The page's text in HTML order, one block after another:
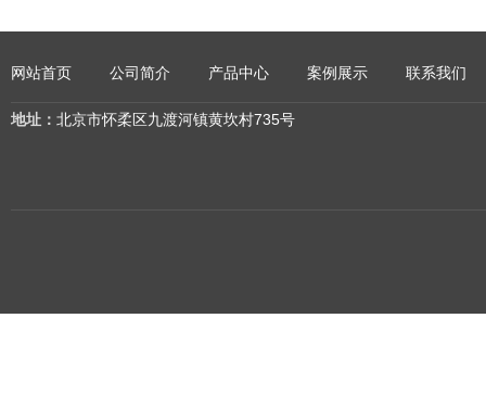
网站首页 公司简介 产品中心 案例展示 联系我们
地址： 北京市怀柔区九渡河镇黄坎村735号